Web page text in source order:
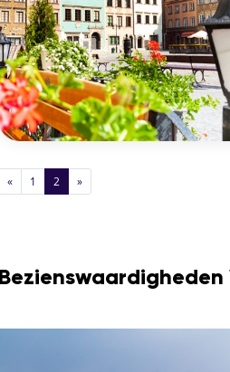
« 1 2 »
Bezienswaardigheden